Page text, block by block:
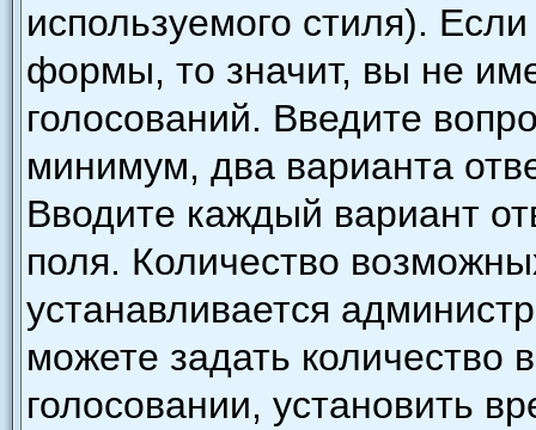
используемого стиля).
формы, то значит, вы не
голосований. Введите
минимум, два варианта
Вводите каждый вариант
поля. Количество
устанавливается
можете задать количество
голосовании, установить